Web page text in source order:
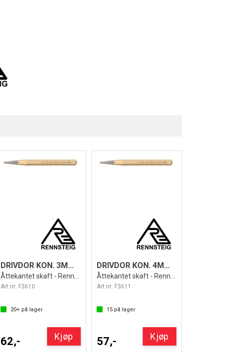
DRIVDOR KON. 3MM/120MM LANG
Åttekantet skaft - Rennsteig
Art.nr: F3610
20+ på lager
62,- Kjøp
DRIVDOR KON. 4MM/120MM LANG
Åttekantet skaft - Rennsteig
Art.nr: F3611
15på lager
57,- Kjøp